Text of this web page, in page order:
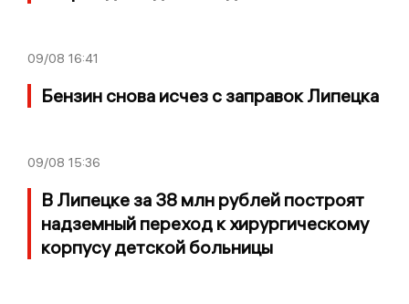
09/08 16:41
Бензин снова исчез с заправок Липецка
09/08 15:36
В Липецке за 38 млн рублей построят
надземный переход к хирургическому
корпусу детской больницы